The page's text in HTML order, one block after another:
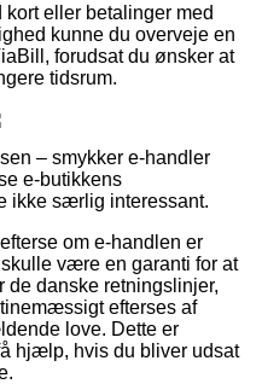
eller betalinger med
kunne du overveje en
forudsat du ønsker at
tidsrum.
– smykker e-handler
e-butikkens
ikke særlig interessant.
om e-handlen er
være en garanti for at
danske retningslinjer,
efterses af
love. Dette er
hjælp, hvis du bliver udsat